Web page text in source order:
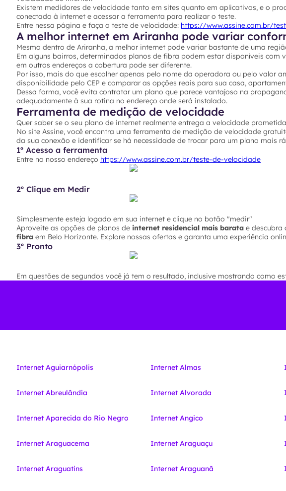
Existem medidores de velocidade tanto em sites quanto em aplicativos, e o
conectado à internet e acessar a ferramenta para realizar o teste.
Entre nessa página e faça o teste de velocidade: https://www.assine.com.br/
A melhor internet em Ariranha pode variar
Mesmo dentro de Ariranha, a melhor internet pode variar bastante de uma
Em alguns bairros, determinados planos de fibra podem estar disponíveis com
em outros endereços a cobertura pode ser diferente.
Por isso, mais do que escolher apenas pelo nome da operadora ou pelo valor
disponibilidade pelo CEP e comparar as opções reais para sua casa,
Dessa forma, você evita contratar um plano que parece vantajoso na
adequadamente à sua rotina no endereço onde será instalado.
Ferramenta de medição de velocidade
Quer saber se o seu plano de internet realmente entrega a velocidade
No site Assine, você encontra uma ferramenta de medição de velocidade
da sua conexão e identificar se há necessidade de trocar para um plano mais
1º Acesso a ferramenta
Entre no nosso endereço https://www.assine.com.br/teste-de-velocidade
2º Clique em Medir
Simplesmente esteja logado em sua internet e clique no botão "medir"
Aproveite as opções de planos de internet residencial mais barata e descubra
fibra em Belo Horizonte. Explore nossas ofertas e garanta uma experiência
3º Pronto
Em questões de segundos você já tem o resultado, inclusive mostrando como
Internet Aguiarnópolis Internet Almas
Internet Abreulândia Internet Alvorada
Internet Aparecida do Rio Negro Internet Angico
Internet Araguacema Internet Araguaçu
Internet Araguatins Internet Araguanã